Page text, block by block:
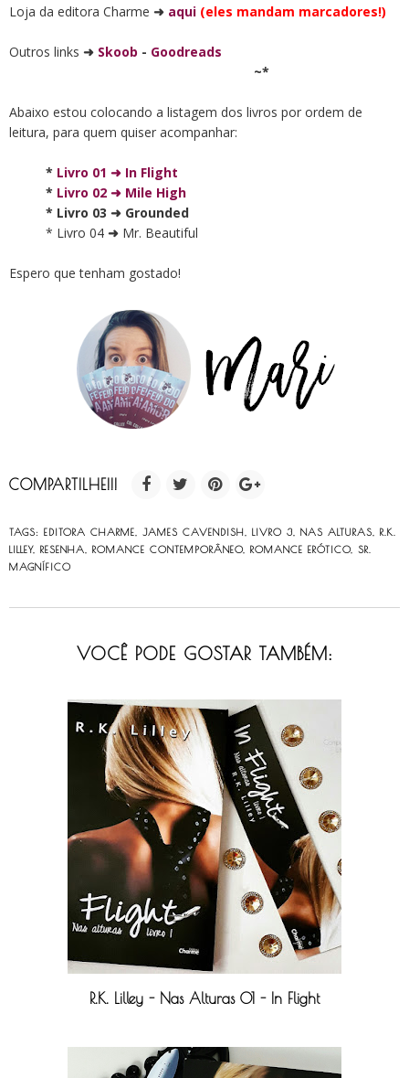
Loja da editora Charme ➜ aqui (eles mandam marcadores!)
Outros links ➜ Skoob - Goodreads
~*
Abaixo estou colocando a listagem dos livros por ordem de
leitura, para quem quiser acompanhar:
* Livro 01 ➜ In Flight
* Livro 02 ➜ Mile High
* Livro 03 ➜ Grounded
* Livro 04 ➜ Mr. Beautiful
Espero que tenham gostado!
COMPARTILHE!!!
TAGS: EDITORA CHARME JAMES CAVENDISH LIVRO 3 NAS ALTURAS
R.K.
LILLEY, RESENHA ROMANCE CONTEMPORÂNEO ROMANCE ERÓTICO
SR.
MAGNÍFICO
VOCÊ PODE GOSTAR TAMBÉM:
R.K. Lilley - Nas Alturas 01 - In Flight